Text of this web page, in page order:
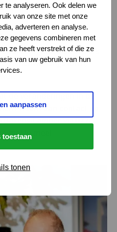
te analyseren. Ook delen we
van onze site met onze
adverteren en analyse.
gegevens combineren met
ze heeft verstrekt of die ze
van uw gebruik van hun
aanpassen
toestaan
tonen
begrijpen we hoe
de logistieke sector.
als zzp’ers
samenwerkingsvorm,
de veranderingen in de
Neem dan contact op
Bakens-Lamber via077-
met je mee!